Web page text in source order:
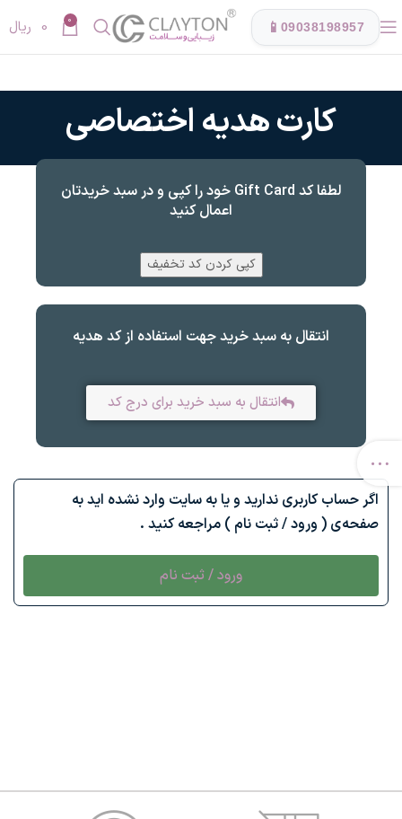
📱 09038198957
0
0 ریال
کارت هدیه اختصاصی
لطفا کد Gift Card خود را کپی و در سبد خریدتان
اعمال کنید
کپی کردن کد تخفیف
انتقال به سبد خرید جهت استفاده از کد هدیه
انتقال به سبد خرید برای درج کد
اگر حساب کاربری ندارید و یا به سایت وارد نشده اید به
صفحه‌ی ( ورود / ثبت نام ) مراجعه کنید .
ورود / ثبت نام